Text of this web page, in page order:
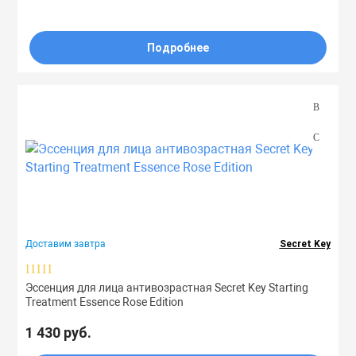
Подробнее
Доставим завтра Secret Key
Эссенция для лица антивозрастная Secret Key Starting
Treatment Essence Rose Edition
1 430 руб.